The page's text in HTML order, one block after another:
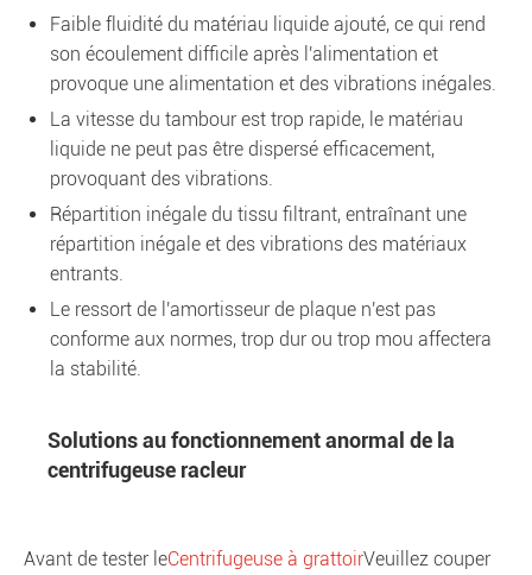
Faible fluidité du matériau liquide ajouté, ce qui rend
son écoulement difficile après l'alimentation et
provoque une alimentation et des vibrations inégales.
La vitesse du tambour est trop rapide, le matériau
liquide ne peut pas être dispersé efficacement,
provoquant des vibrations.
Répartition inégale du tissu filtrant, entraînant une
répartition inégale et des vibrations des matériaux
entrants.
Le ressort de l'amortisseur de plaque n'est pas
conforme aux normes, trop dur ou trop mou affectera
la stabilité.
Solutions au fonctionnement anormal de la
centrifugeuse racleur
Avant de tester leCentrifugeuse à grattoirVeuillez couper